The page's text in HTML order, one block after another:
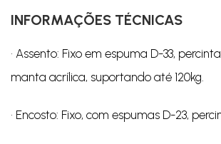
INFORMAÇÕES TÉCNICAS
• Assento: Fixo em espuma D-33,
manta acrílica, suportando até 120kg.
• Encosto: Fixo, com espumas D-23,